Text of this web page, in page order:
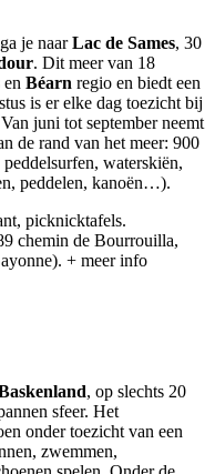
je naarLac de Sames, 30
. Dit meer van 18
en Béarn regio en biedt een
is er elke dag toezicht bij
juni tot september neemt
de rand van het meer: 900
waterskiën,
peddelen, kanoën…).
picknicktafels.
chemin de Bourrouilla,
+ meer info
, op slechts 20
sfeer. Het
onder toezicht van een
zwemmen,